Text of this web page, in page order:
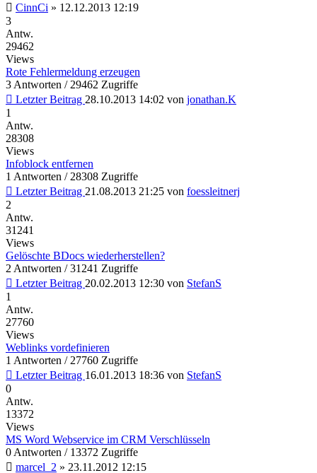
CinnCi » 12.12.2013 12:19
3
Antw.
29462
Views
Rote Fehlermeldung erzeugen
3 Antworten / 29462 Zugriffe
Letzter Beitrag 28.10.2013 14:02 von jonathan.K
1
Antw.
28308
Views
Infoblock entfernen
1 Antworten / 28308 Zugriffe
Letzter Beitrag 21.08.2013 21:25 von foessleitnerj
2
Antw.
31241
Views
Gelöschte BDocs wiederherstellen?
2 Antworten / 31241 Zugriffe
Letzter Beitrag 20.02.2013 12:30 von StefanS
1
Antw.
27760
Views
Weblinks vordefinieren
1 Antworten / 27760 Zugriffe
Letzter Beitrag 16.01.2013 18:36 von StefanS
0
Antw.
13372
Views
MS Word Webservice im CRM Verschlüsseln
0 Antworten / 13372 Zugriffe
marcel_2 » 23.11.2012 12:15